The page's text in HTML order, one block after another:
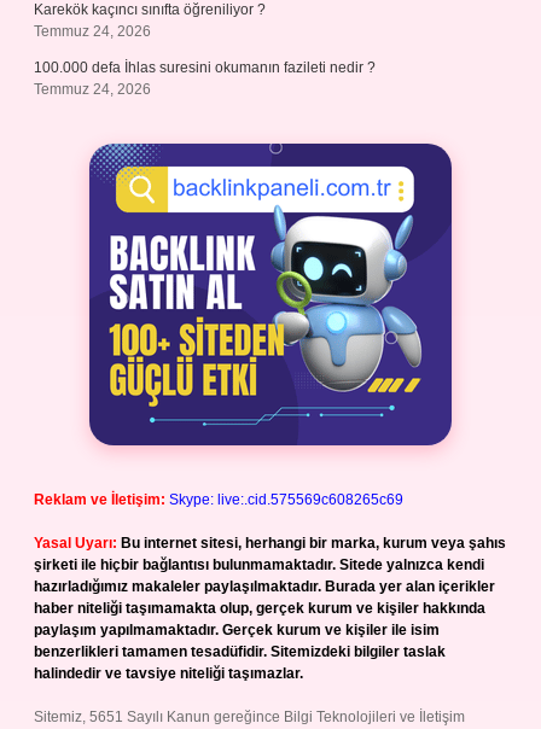
Karekök kaçıncı sınıfta öğreniliyor ?
Temmuz 24, 2026
100.000 defa İhlas suresini okumanın fazileti nedir ?
Temmuz 24, 2026
Reklam ve İletişim: Skype: live:.cid.575569c608265c69
Yasal Uyarı: Bu internet sitesi, herhangi bir marka, kurum veya şahıs
şirketi ile hiçbir bağlantısı bulunmamaktadır. Sitede yalnızca kendi
hazırladığımız makaleler paylaşılmaktadır. Burada yer alan içerikler
haber niteliği taşımamakta olup, gerçek kurum ve kişiler hakkında
paylaşım yapılmamaktadır. Gerçek kurum ve kişiler ile isim
benzerlikleri tamamen tesadüfidir. Sitemizdeki bilgiler taslak
halindedir ve tavsiye niteliği taşımazlar.
Sitemiz, 5651 Sayılı Kanun gereğince Bilgi Teknolojileri ve İletişim